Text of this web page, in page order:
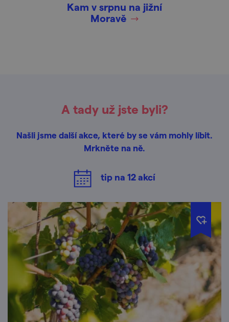
Kam v srpnu na jižní
Moravě
A tady už jste byli?
Našli jsme další akce, které by se vám mohly líbit.
Mrkněte na ně.
tip na 12akcí